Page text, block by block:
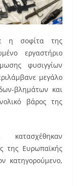
η σοφίτα της
εργαστήριο
φυσιγγίων
μεγάλο
βλημάτων και
βάρος της
της Ευρωπαϊκής
κατηγορούμενο,